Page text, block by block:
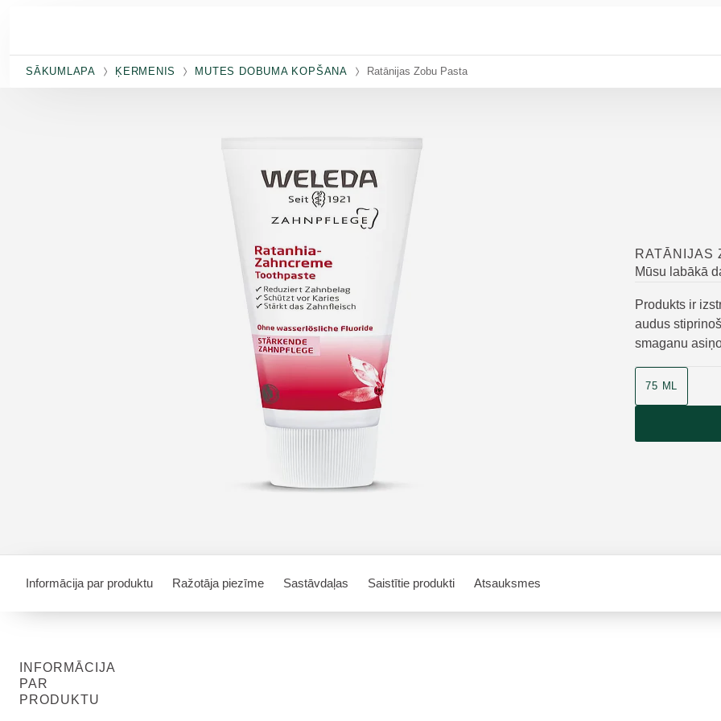
SĀKUMLAPA ĶERMENIS MUTES DOBUMA KOPŠANA Ratānijas Zobu Pasta
RATĀNIJAS
Mūsu labākā
Produkts ir
audus
smaganu
75 ML
Informācija par produktu Ražotāja piezīme Sastāvdaļas Saistītie produkti Atsauksmes
INFORMĀCIJA
PAR
PRODUKTU